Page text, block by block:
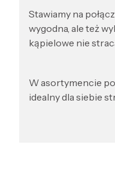
Stawiamy na
wygodna, ale też
kąpielowe nie
W asortymencie
idealny dla siebie